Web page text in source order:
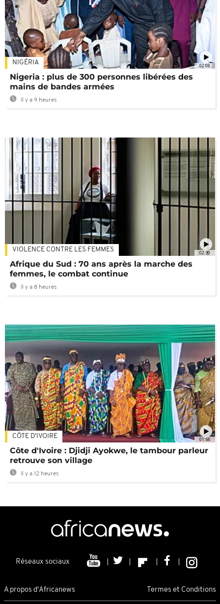
02:08
NIGÉRIA
Nigeria : plus de 300 personnes libérées des
mains de bandes armées
Il y a 9 heures
02:30
VIOLENCE CONTRE LES FEMMES
Afrique du Sud : 70 ans après la marche des
femmes, le combat continue
Il y a 8 heures
01:58
CÔTE D'IVOIRE
Côte d'Ivoire : Djidji Ayokwe, le tambour parleur
retrouve son village
Il y a 12 heures
Réseaux sociaux
A propos d'Africanews Termes et Conditions